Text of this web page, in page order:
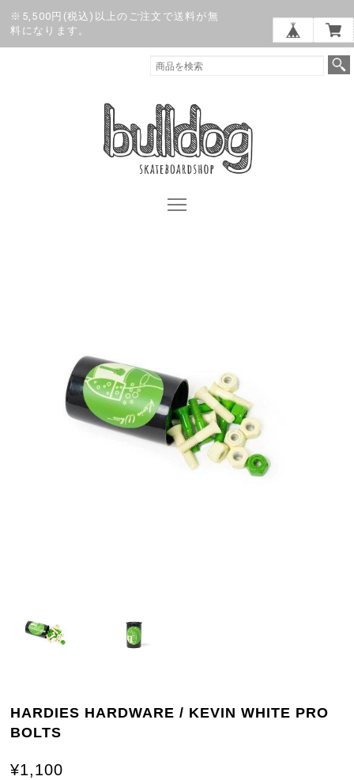
※5,500円(税込)以上のご注文で送料が無
料になります。
HARDIES HARDWARE / KEVIN WHITE PRO
BOLTS
¥1,100